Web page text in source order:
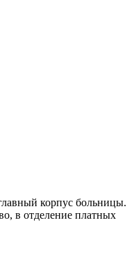
корпус больницы.
в отделение платных